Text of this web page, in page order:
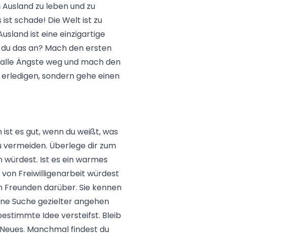
zu leben und zu
schade! Die Welt ist zu
ist eine einzigartige
das an? Mach den ersten
Ängste weg und mach den
sondern gehe einen
es gut, wenn du weißt, was
Überlege dir zum
würdest. Ist es ein warmes
Freiwilligenarbeit würdest
darüber. Sie kennen
Suche gezielter angehen
Idee versteifst. Bleib
Manchmal findest du